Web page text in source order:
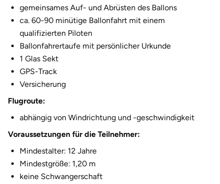
gemeinsames Auf- und Abrüsten des Ballons
ca. 60-90 minütige Ballonfahrt mit einem
qualifizierten Piloten
Ballonfahrertaufe mit persönlicher Urkunde
1 Glas Sekt
GPS-Track
Versicherung
Flugroute:
abhängig von Windrichtung und -geschwindigkeit
Voraussetzungen für die Teilnehmer:
Mindestalter: 12 Jahre
Mindestgröße: 1,20 m
keine Schwangerschaft